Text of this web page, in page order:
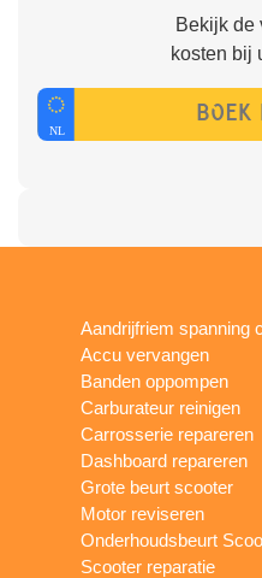
Bekijk de
kosten bij
Aandrijfriem spanning
Accu vervangen
Banden oppompen
Carburateur reinigen
Carrosserie repareren
Dashboard repareren
Grote beurt scooter
Motor reviseren
Onderhoudsbeurt
Scooter reparatie